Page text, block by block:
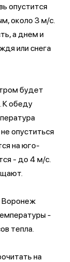
опустится
около 3 м/с.
а днем и
или снега
будет
К обеду
опуститься
на юго-
- до 4 м/с.
Воронеж
-
тепла.
на